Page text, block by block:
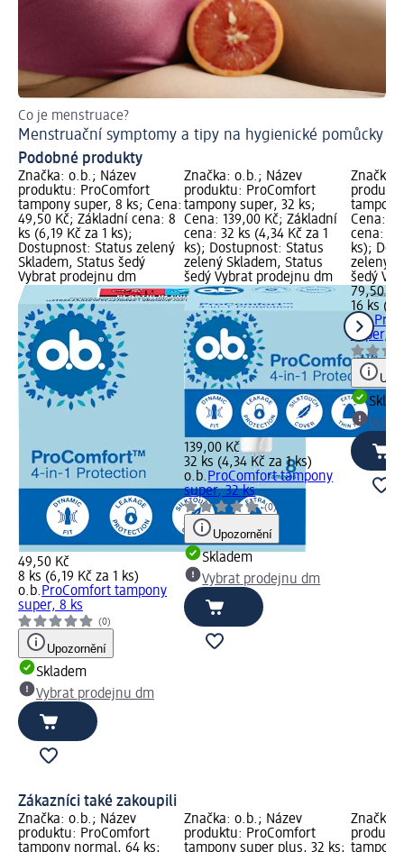
Co je menstruace?
Menstruační symptomy a tipy na hygienické pomůcky
Podobné produkty
Značka: o.b.; Název
produktu: ProComfort
tampony super, 8 ks; Cena:
49,50 Kč; Základní cena: 8
ks (6,19 Kč za 1 ks);
Dostupnost: Status zelený
Skladem, Status šedý
Vybrat prodejnu dm
49,50 Kč
8 ks (6,19 Kč za 1 ks)
o.b. ProComfort tampony
super, 8 ks
(0)
Upozornění
Skladem
Vybrat prodejnu dm
Značka: o.b.; Název
produktu: ProComfort
tampony super, 32 ks;
Cena: 139,00 Kč; Základní
cena: 32 ks (4,34 Kč za 1
ks); Dostupnost: Status
zelený Skladem, Status
šedý Vybrat prodejnu dm
139,00 Kč
32 ks (4,34 Kč za 1 ks)
o.b. ProComfort tampony
super, 32 ks
(0)
Upozornění
Skladem
Vybrat prodejnu dm
Značka:
Cena:
cena: 16
ks);
zelený
šedý
79,50 Kč
16 ks
o.b.
super,
Zákazníci také zakoupili
Značka: o.b.; Název
produktu: ProComfort
tampony normal, 64 ks;
Značka: o.b.; Název
produktu: ProComfort
tampony super plus, 32 ks;
Značka: